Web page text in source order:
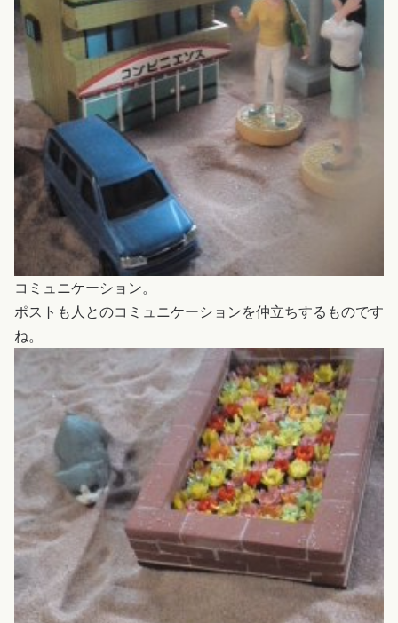
コミュニケーション。
ポストも人とのコミュニケーションを仲立ちするものです
ね。